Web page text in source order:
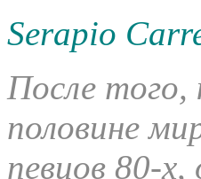
Serapio
После того,
половине
певцов 80-